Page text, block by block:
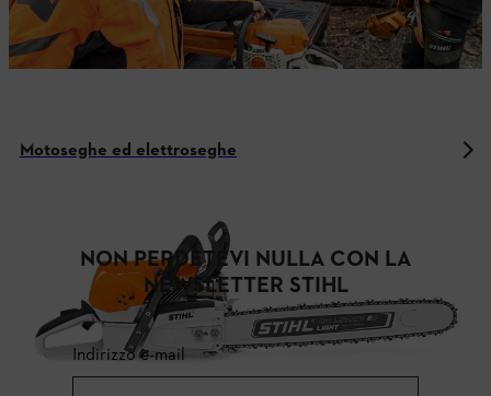
Motoseghe ed elettroseghe
NON PERDETEVI NULLA CON LA
NEWSLETTER STIHL
Indirizzo e-mail